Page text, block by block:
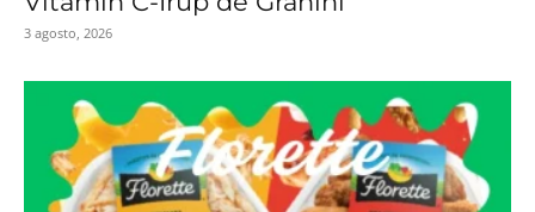
3 agosto, 2026